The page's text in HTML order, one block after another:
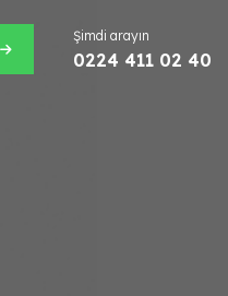
Şimdi arayın
0224 411 02 40